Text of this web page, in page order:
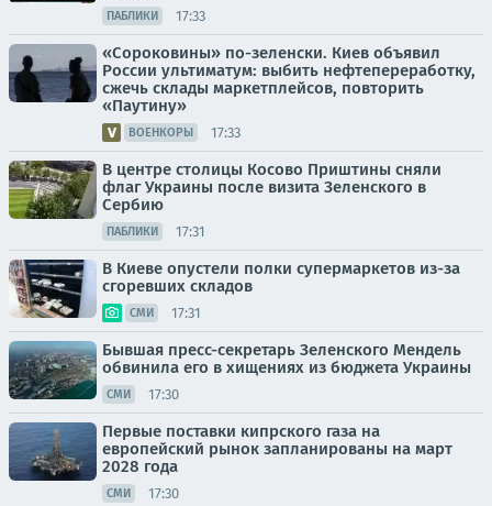
ПАБЛИКИ 17:33
«Сороковины» по-зеленски. Киев объявил
России ультиматум: выбить нефтепереработку,
сжечь склады маркетплейсов, повторить
«Паутину»
ВОЕНКОРЫ 17:33
В центре столицы Косово Приштины сняли
флаг Украины после визита Зеленского в
Сербию
ПАБЛИКИ 17:31
В Киеве опустели полки супермаркетов из-за
сгоревших складов
СМИ 17:31
Бывшая пресс-секретарь Зеленского Мендель
обвинила его в хищениях из бюджета Украины
СМИ 17:30
Первые поставки кипрского газа на
европейский рынок запланированы на март
2028 года
СМИ 17:30